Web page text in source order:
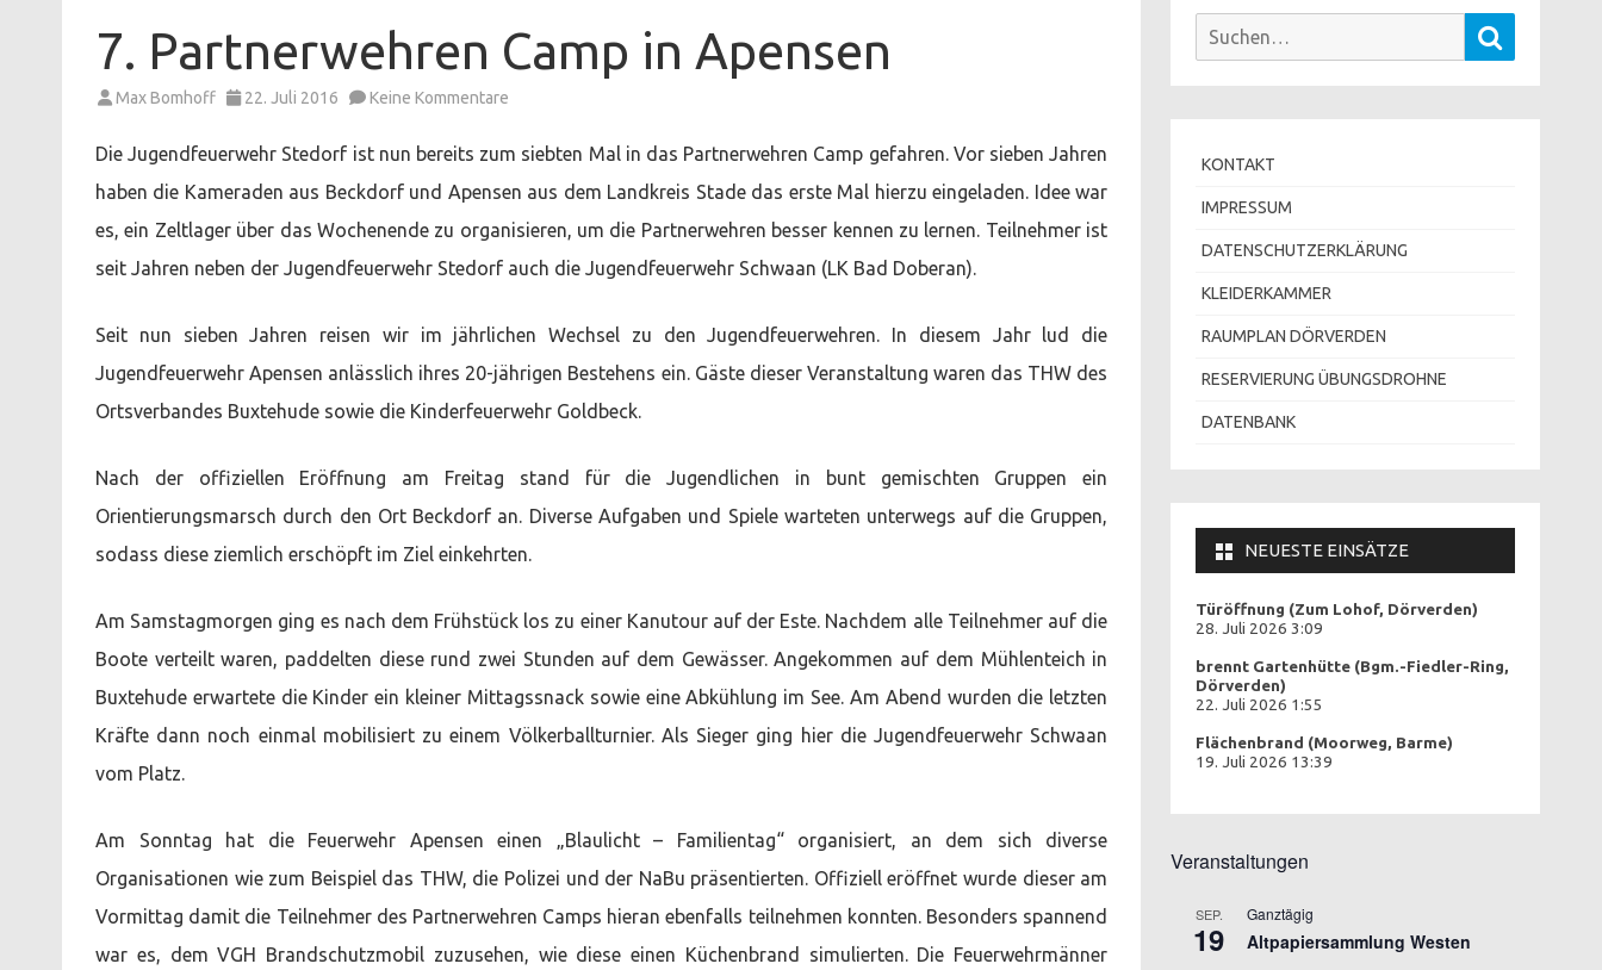
7. Partnerwehren Camp in Apensen
Max Bomhoff 22. Juli 2016 Keine Kommentare
Camp
in
Apensen
Die Jugendfeuerwehr Stedorf ist nun bereits zum siebten Mal in das Partnerwehren Camp gefahren. Vor sieben Jahren
haben die Kameraden aus Beckdorf und Apensen aus dem Landkreis Stade das erste Mal hierzu eingeladen. Idee war
es, ein Zeltlager über das Wochenende zu organisieren, um die Partnerwehren besser kennen zu lernen. Teilnehmer ist
seit Jahren neben der Jugendfeuerwehr Stedorf auch die Jugendfeuerwehr Schwaan (LK Bad Doberan).
Seit nun sieben Jahren reisen wir im jährlichen Wechsel zu den Jugendfeuerwehren. In diesem Jahr lud die
Jugendfeuerwehr Apensen anlässlich ihres 20-jährigen Bestehens ein. Gäste dieser Veranstaltung waren das THW des
Ortsverbandes Buxtehude sowie die Kinderfeuerwehr Goldbeck.
Nach der offiziellen Eröffnung am Freitag stand für die Jugendlichen in bunt gemischten Gruppen ein
Orientierungsmarsch durch den Ort Beckdorf an. Diverse Aufgaben und Spiele warteten unterwegs auf die Gruppen,
sodass diese ziemlich erschöpft im Ziel einkehrten.
Am Samstagmorgen ging es nach dem Frühstück los zu einer Kanutour auf der Este. Nachdem alle Teilnehmer auf die
Boote verteilt waren, paddelten diese rund zwei Stunden auf dem Gewässer. Angekommen auf dem Mühlenteich in
Buxtehude erwartete die Kinder ein kleiner Mittagssnack sowie eine Abkühlung im See. Am Abend wurden die letzten
Kräfte dann noch einmal mobilisiert zu einem Völkerballturnier. Als Sieger ging hier die Jugendfeuerwehr Schwaan
vom Platz.
Am Sonntag hat die Feuerwehr Apensen einen „Blaulicht – Familientag“ organisiert, an dem sich diverse
Organisationen wie zum Beispiel das THW, die Polizei und der NaBu präsentierten. Offiziell eröffnet wurde dieser am
Vormittag damit die Teilnehmer des Partnerwehren Camps hieran ebenfalls teilnehmen konnten. Besonders spannend
war es, dem VGH Brandschutzmobil zuzusehen, wie diese einen Küchenbrand simulierten. Die Feuerwehrmänner
Suchen
KONTAKT
IMPRESSUM
DATENSCHUTZERKLÄRUNG
KLEIDERKAMMER
RAUMPLAN DÖRVERDEN
RESERVIERUNG ÜBUNGSDROHNE
DATENBANK
NEUESTE EINSÄTZE
Türöffnung (Zum Lohof, Dörverden)
28. Juli 2026 3:09
brennt Gartenhütte (Bgm.-Fiedler-Ring,
Dörverden)
22. Juli 2026 1:55
Flächenbrand (Moorweg, Barme)
19. Juli 2026 13:39
Veranstaltungen
SEP.
19
Ganztägig
Altpapiersammlung Westen